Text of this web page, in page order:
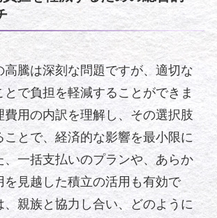
高騰は深刻な問題ですが、適切な
で負担を軽減することができま
費用の内訳を理解し、その選択肢
ことで、経済的な影響を最小限に
、一括支払いのプランや、あらか
を見越した積立の活用も有効で
、親族と協力し合い、どのように